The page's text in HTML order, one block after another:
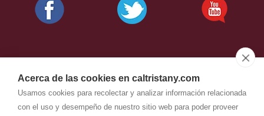
Acerca de las cookies en caltristany.com
Usamos cookies para recolectar y analizar información relacionada
con el uso y desempeño de nuestro sitio web para poder proveer